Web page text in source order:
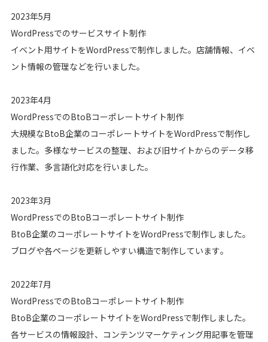
2023年5月
WordPressでのサービスサイト制作
イベント用サイトをWordPressで制作しました。店舗情報、イベ
ント情報の管理などを行いました。
2023年4月
WordPressでのBtoBコーポレートサイト制作
大規模なBtoB企業のコーポレートサイトをWordPressで制作し
ました。多様なサービスの整理、および旧サイトからのデータ移
行作業、多言語化対応を行いました。
2023年3月
WordPressでのBtoBコーポレートサイト制作
BtoB企業のコーポレートサイトをWordPressで制作しました。
ブログや各ページを更新しやすい構造で制作しています。
2022年7月
WordPressでのBtoBコーポレートサイト制作
BtoB企業のコーポレートサイトをWordPressで制作しました。
各サービスの情報設計、コンテンツマーケティング用記事を管理